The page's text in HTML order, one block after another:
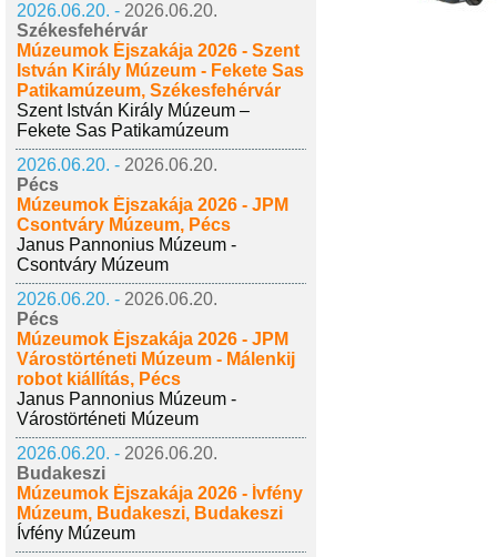
2026.06.20. - 2026.06.20.
Székesfehérvár
Múzeumok Éjszakája 2026 - Szent
István Király Múzeum - Fekete Sas
Patikamúzeum, Székesfehérvár
Szent István Király Múzeum –
Fekete Sas Patikamúzeum
2026.06.20. - 2026.06.20.
Pécs
Múzeumok Éjszakája 2026 - JPM
Csontváry Múzeum, Pécs
Janus Pannonius Múzeum -
Csontváry Múzeum
2026.06.20. - 2026.06.20.
Pécs
Múzeumok Éjszakája 2026 - JPM
Várostörténeti Múzeum - Málenkij
robot kiállítás, Pécs
Janus Pannonius Múzeum -
Várostörténeti Múzeum
2026.06.20. - 2026.06.20.
Budakeszi
Múzeumok Éjszakája 2026 - Ívfény
Múzeum, Budakeszi, Budakeszi
Ívfény Múzeum